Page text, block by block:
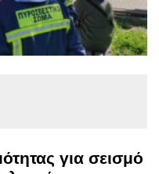
για σεισμό